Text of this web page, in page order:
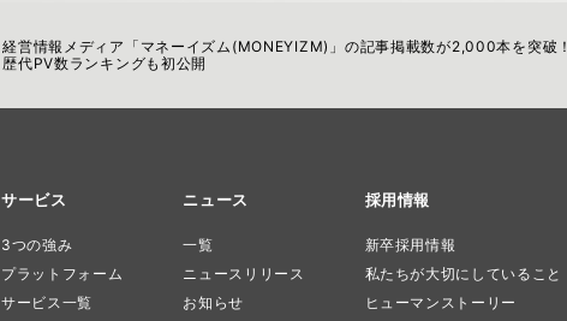
経営情報メディア「マネーイズム(MONEYIZM)」の記事掲載数が2,000本を突破！
歴代PV数ランキングも初公開
サービス
3つの強み
プラットフォーム
サービス一覧
ニュース
一覧
ニュースリリース
お知らせ
採用情報
新卒採用情報
私たちが大切にしていること
ヒューマンストーリー